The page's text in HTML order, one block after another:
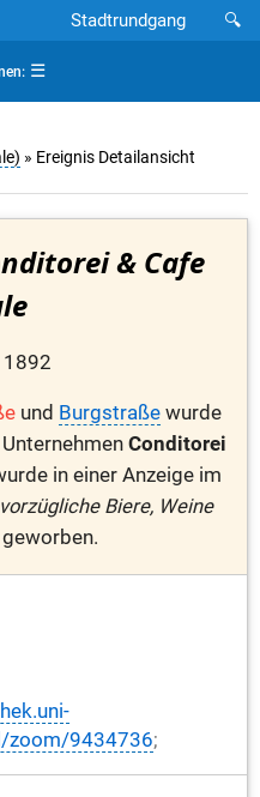
🔍
Stadtrundgang
☰
» Ereignis Detailansicht
& Cafe
1892
und Burgstraße wurde
UnternehmenConditorei
in einer Anzeige im
vorzügliche Biere, Weine
zoom/9434736;